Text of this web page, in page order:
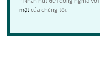
mậtcủa chúng tôi.